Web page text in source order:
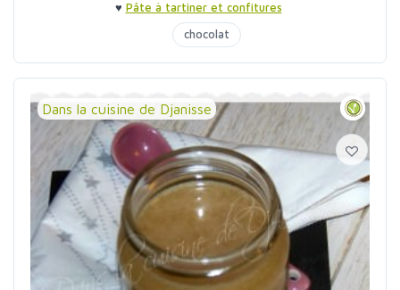
♥ Pâte à tartiner et confitures
chocolat
Dans la cuisine de Djanisse